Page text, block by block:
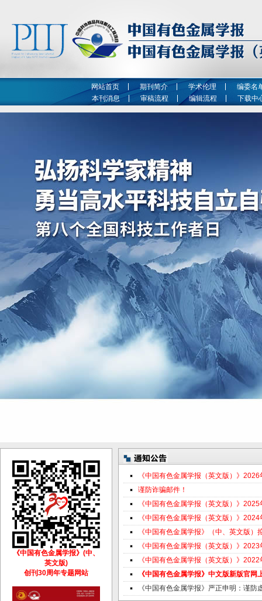
网站首页 期刊简介 学术伦理
编委名
本刊消息
审稿流程 编辑流程 下载中
《中国有色金属学报（英文版）》
谨防诈骗邮件！
《中国有色金属学报（英文版）》
《中国有色金属学报（英文版）》
《中国有色金属学报》（中、英文版
《中国有色金属学报（英文版）》
《中国有色金属学报（英文版）》
《中国有色金属学报》中文版新版官网
《中国有色金属学报》严正申明：谨防
《中国有色金属学报》(中、
英文版)
创刊30周年专题网站